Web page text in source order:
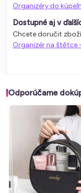
Organizéry do
Dostupné aj v
Chcete doručit
Organizér na štětce
Odporúčame